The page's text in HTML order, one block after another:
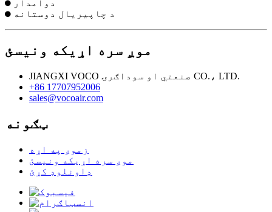
⬤ دوامدار
⬤ د چاپیریال دوستانه
موږ سره اړیکه ونیسئ
JIANGXI VOCO صنعتي او سوداګرۍ CO.، LTD.
+86 17707952006
sales@vocoair.com
ټګونه
زموږ په اړه
موږ سره اړیکه ونیسئ
ډاونلوډ کړئ